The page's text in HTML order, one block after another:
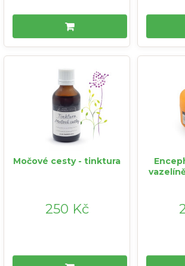
Močové cesty - tinktura
250 Kč